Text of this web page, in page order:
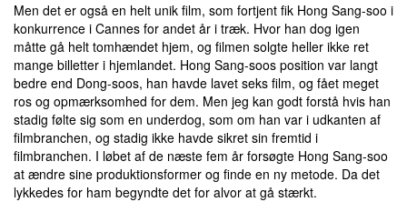
Men det er også en helt unik film, som fortjent fik Hong Sang-soo i
konkurrence i Cannes for andet år i træk. Hvor han dog igen
måtte gå helt tomhændet hjem, og filmen solgte heller ikke ret
mange billetter i hjemlandet. Hong Sang-soos position var langt
bedre end Dong-soos, han havde lavet seks film, og fået meget
ros og opmærksomhed for dem. Men jeg kan godt forstå hvis han
stadig følte sig som en underdog, som om han var i udkanten af
filmbranchen, og stadig ikke havde sikret sin fremtid i
filmbranchen. I løbet af de næste fem år forsøgte Hong Sang-soo
at ændre sine produktionsformer og finde en ny metode. Da det
lykkedes for ham begyndte det for alvor at gå stærkt.